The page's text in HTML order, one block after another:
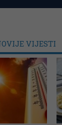
VIJESTI